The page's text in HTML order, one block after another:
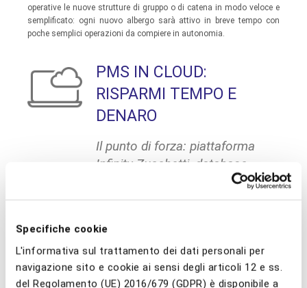
Specifiche cookie
L'informativa sul trattamento dei dati personali per
navigazione sito e cookie ai sensi degli articoli 12 e ss.
del Regolamento (UE) 2016/679 (GDPR) è disponibile a
operative le nuove strutture di gruppo o di catena in modo veloce e
semplificato: ogni nuovo albergo sarà attivo in breve tempo con
poche semplici operazioni da compiere in autonomia.
PMS IN CLOUD:
RISPARMI TEMPO E
DENARO
Il punto di forza: piattaforma
Infinity Zucchetti, database
Oracle e hosting PCI-DSS
DSS compliantdi assoluta qualità. Potrai sfruttare le potenzialità
livelli di sicurezza dei dati. Questo si traduce in maggiorrisparmio
con l'azzeramento degli investimenti in hardware; piùsicurezza,
grazie a firewall con sistemi di anti-intrusione, continuità elettrica